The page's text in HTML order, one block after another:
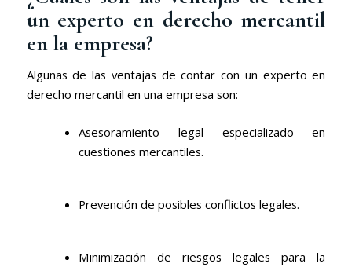
un experto en derecho mercantil
en la empresa?
Algunas de las ventajas de contar con un experto en
derecho mercantil en una empresa son:
Asesoramiento legal especializado en
cuestiones mercantiles.
Prevención de posibles conflictos legales.
Minimización de riesgos legales para la